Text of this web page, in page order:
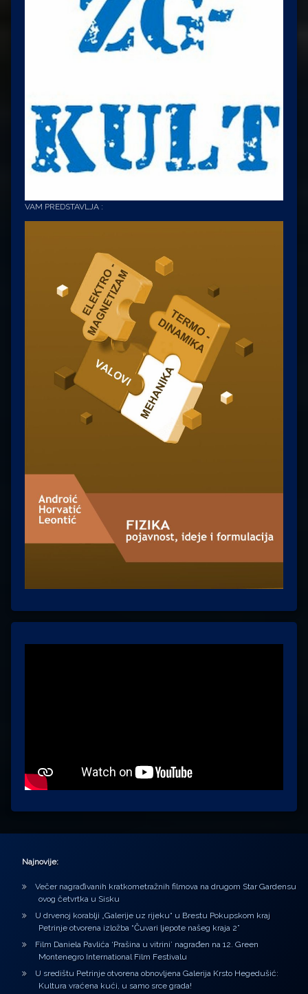
VAM PREDSTAVLJA :
Najnovije:
Večer nagrađivanih kratkometražnih filmova na drugom Star Gardensu
ovog četvrtka u Sisku
U drvenoj korablji „Galerije uz rijeku“ u Brestu Pokupskom kraj
Petrinje otvorena izložba “Čuvari ljepote našeg kraja 2”
Film Daniela Pavlića ‘Prašina u vitrini’ nagrađen na 12. Green
Montenegro International Film Festivalu
U središtu Petrinje otvorena obnovljena Galerija Krsto Hegedušić:
Kultura vraćena kući, u samo srce grada!